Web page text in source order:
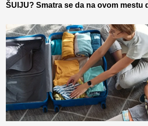
ŠUIJU? Smatra se da na ovom mestu